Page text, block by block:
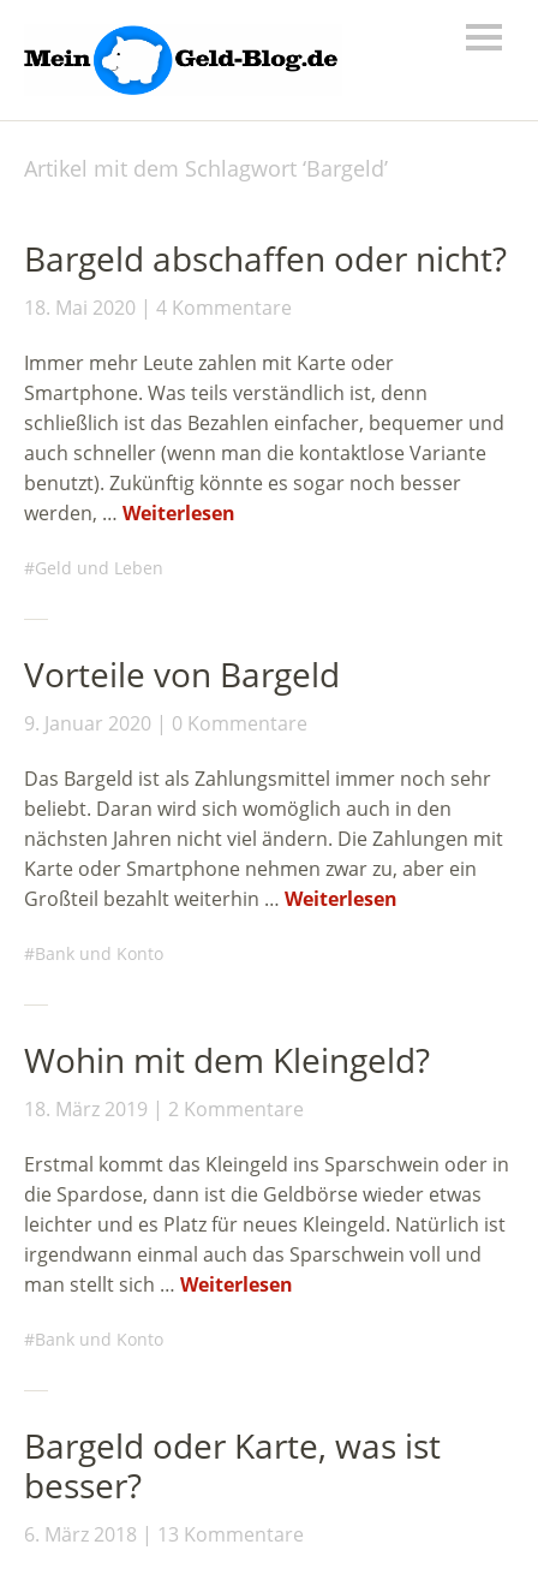
Artikel mit dem Schlagwort ‘Bargeld’
Bargeld abschaffen oder nicht?
18. Mai 2020 4 Kommentare
Immer mehr Leute zahlen mit Karte oder
Smartphone. Was teils verständlich ist, denn
schließlich ist das Bezahlen einfacher, bequemer und
auch schneller (wenn man die kontaktlose Variante
benutzt). Zukünftig könnte es sogar noch besser
werden, … Weiterlesen
Geld und Leben
Vorteile von Bargeld
9. Januar 2020 0 Kommentare
Das Bargeld ist als Zahlungsmittel immer noch sehr
beliebt. Daran wird sich womöglich auch in den
nächsten Jahren nicht viel ändern. Die Zahlungen mit
Karte oder Smartphone nehmen zwar zu, aber ein
Großteil bezahlt weiterhin … Weiterlesen
Bank und Konto
Wohin mit dem Kleingeld?
18. März 2019 2 Kommentare
Erstmal kommt das Kleingeld ins Sparschwein oder in
die Spardose, dann ist die Geldbörse wieder etwas
leichter und es Platz für neues Kleingeld. Natürlich ist
irgendwann einmal auch das Sparschwein voll und
man stellt sich … Weiterlesen
Bank und Konto
Bargeld oder Karte, was ist
besser?
6. März 2018 13 Kommentare